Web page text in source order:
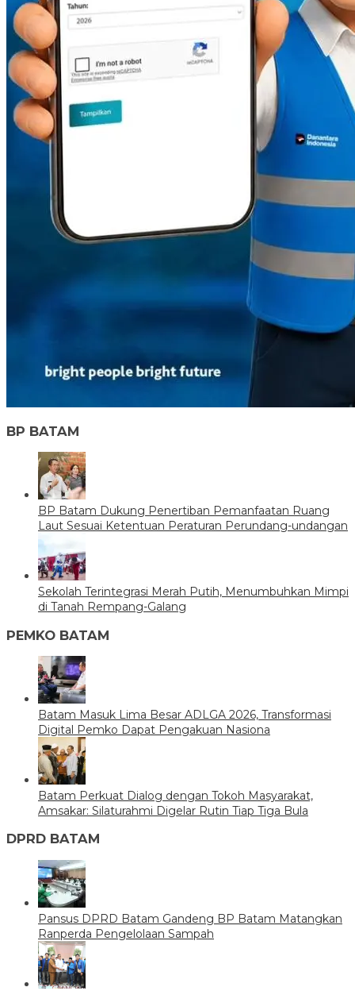
BP BATAM
BP Batam Dukung Penertiban Pemanfaatan Ruang
Laut Sesuai Ketentuan Peraturan Perundang-undangan
Sekolah Terintegrasi Merah Putih, Menumbuhkan Mimpi
di Tanah Rempang-Galang
PEMKO BATAM
Batam Masuk Lima Besar ADLGA 2026, Transformasi
Digital Pemko Dapat Pengakuan Nasiona
Batam Perkuat Dialog dengan Tokoh Masyarakat,
Amsakar: Silaturahmi Digelar Rutin Tiap Tiga Bula
DPRD BATAM
Pansus DPRD Batam Gandeng BP Batam Matangkan
Ranperda Pengelolaan Sampah